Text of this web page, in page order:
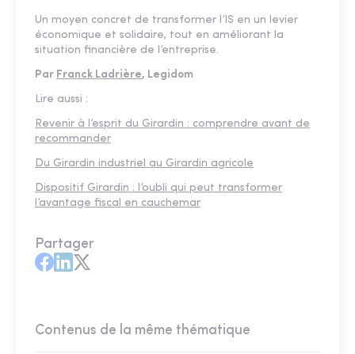
Un moyen concret de transformer l’IS en un levier
économique et solidaire, tout en améliorant la
situation financière de l’entreprise.
Par Franck Ladrière, Legidom
Lire aussi :
Revenir à l’esprit du Girardin : comprendre avant de
recommander
Du Girardin industriel au Girardin agricole
Dispositif Girardin : l’oubli qui peut transformer
l’avantage fiscal en cauchemar
Partager
Contenus de la même thématique